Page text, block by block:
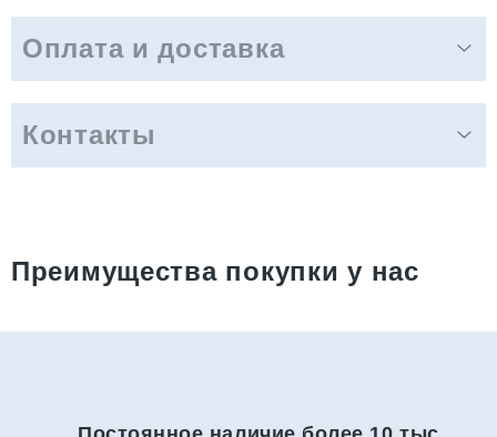
Оплата и доставка
Контакты
Преимущества покупки у нас